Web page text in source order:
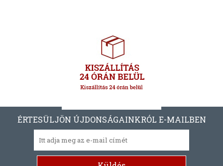
ÉRTESÜLJÖN ÚJDONSÁGAINKRÓL E-MAILBEN